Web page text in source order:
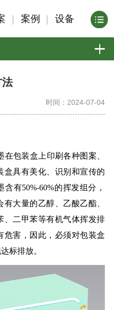
案例 设备
时间：2024-07-04
包装盒上印刷各种图案、
盒具有美化、识别和宣传的
有50%-60%的挥发组分，
大量的乙醇、乙酸乙酯、
、二甲苯等有机气体挥发排
危害，因此，必须对包装盒
标排放。